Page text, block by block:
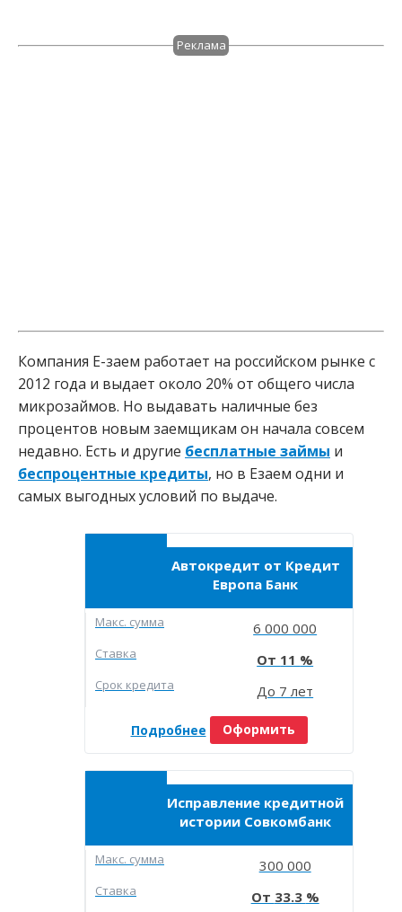
Реклама
Компания Е-заем работает на российском рынке с
2012 года и выдает около 20% от общего числа
микрозаймов. Но выдавать наличные без
процентов новым заемщикам он начала совсем
недавно. Есть и другие бесплатные займы и
беспроцентные кредиты, но в Езаем одни и
самых выгодных условий по выдаче.
Автокредит от Кредит
Европа Банк
Макc. сумма 6 000 000
Ставка 11
Срок кредита До 7 лет
Подробнее Оформить
Исправление кредитной
истории Совкомбанк
Макc. сумма 300 000
Ставка 33.3